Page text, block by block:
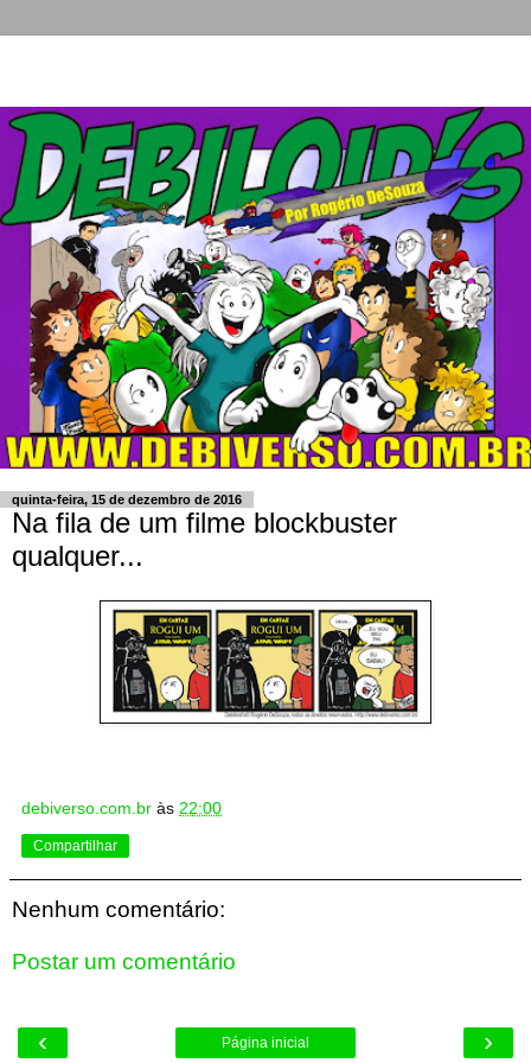
quinta-feira, 15 de dezembro de 2016
Na fila de um filme blockbuster
qualquer...
debiverso.com.br às 22:00
Compartilhar
Nenhum comentário:
Postar um comentário
‹ ›
Página inicial